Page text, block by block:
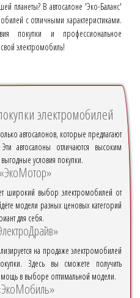
планеты? В автосалоне 'Эко-Баланс'
с отличными характеристиками.
покупки и профессиональное
электромобиль!
электромобилей
автосалонов, которые предлагают
автосалоны отличаются высоким
условия покупки.
широкий выбор электромобилей от
модели разных ценовых категорий
для себя.
на продаже электромобилей
Здесь вы сможете получить
в выборе оптимальной модели.